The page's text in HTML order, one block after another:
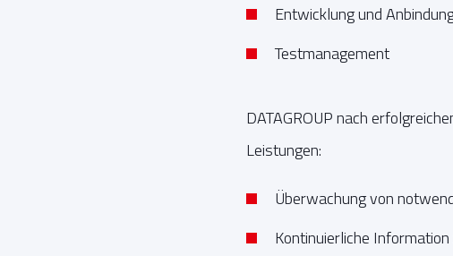
Entwicklung und
Testmanagement
DATAGROUP nach
Leistungen:
Überwachung von
Kontinuierliche